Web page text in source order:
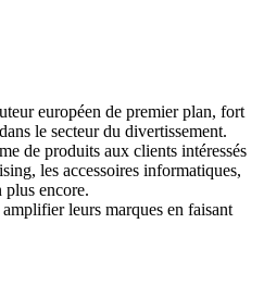
européen de premier plan, fort
le secteur du divertissement.
de produits aux clients intéressés
les accessoires informatiques,
plus encore.
leurs marques en faisant